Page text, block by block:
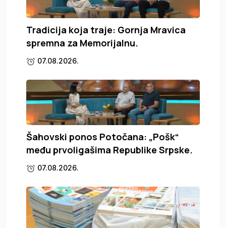
Tradicija koja traje: Gornja Mravica
spremna za Memorijalnu.
07.08.2026.
Šahovski ponos Potočana: „Pošk“
među prvoligašima Republike Srpske.
07.08.2026.